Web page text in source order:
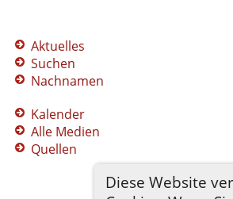
Diese Website
Aktuelles
Suchen
Nachnamen
Kalender
Alle Medien
Quellen